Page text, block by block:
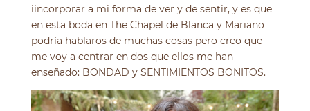
iincorporar a mi forma de ver y de sentir, y es que
en esta boda en The Chapel de Blanca y Mariano
podría hablaros de muchas cosas pero creo que
me voy a centrar en dos que ellos me han
enseñado: BONDAD y SENTIMIENTOS BONITOS.